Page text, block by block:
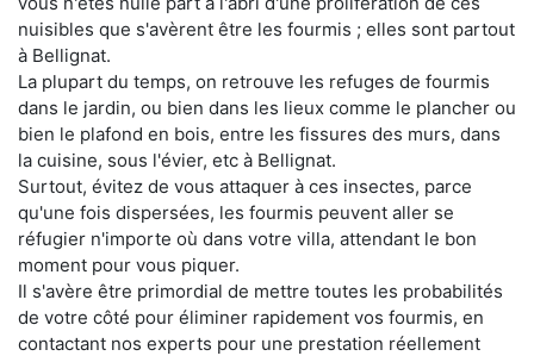
nuisibles que s'avèrent être les fourmis ; elles sont partout
à Bellignat.
La plupart du temps, on retrouve les refuges de fourmis
dans le jardin, ou bien dans les lieux comme le plancher ou
bien le plafond en bois, entre les fissures des murs, dans
la cuisine, sous l'évier, etc à Bellignat.
Surtout, évitez de vous attaquer à ces insectes, parce
qu'une fois dispersées, les fourmis peuvent aller se
réfugier n'importe où dans votre villa, attendant le bon
moment pour vous piquer.
Il s'avère être primordial de mettre toutes les probabilités
de votre côté pour éliminer rapidement vos fourmis, en
contactant nos experts pour une prestation réellement